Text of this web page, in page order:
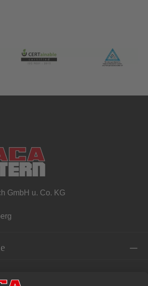
GmbH u. Co. KG